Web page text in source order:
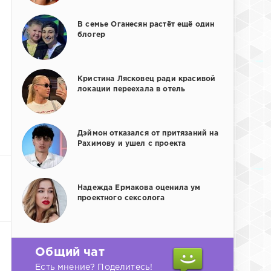
В семье Оганесян растёт ещё один
блогер
Кристина Лясковец ради красивой
локации переехала в отель
Дэймон отказался от притязаний на
Рахимову и ушел с проекта
Надежда Ермакова оценила ум
проектного сексолога
Общий чат
Есть мнение? Поделитесь!